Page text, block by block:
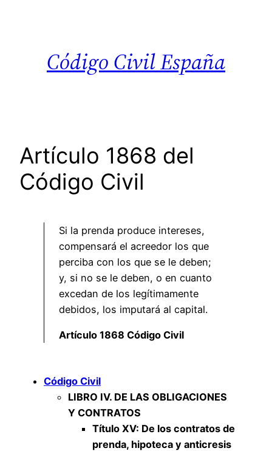
Código Civil España
Artículo 1868 del
Código Civil
Si la prenda produce intereses,
compensará el acreedor los que
perciba con los que se le deben;
y, si no se le deben, o en cuanto
excedan de los legítimamente
debidos, los imputará al capital.
Artículo 1868 Código Civil
Código Civil
LIBRO IV. DE LAS OBLIGACIONES
Y CONTRATOS
Título XV: De los contratos de
prenda, hipoteca y anticresis